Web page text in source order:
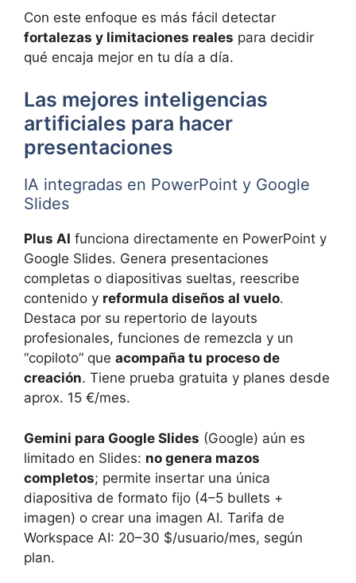
Con este enfoque es más fácil detectar
fortalezas y limitaciones reales para decidir
qué encaja mejor en tu día a día.
Las mejores inteligencias
artificiales para hacer
presentaciones
IA integradas en PowerPoint y Google
Slides
Plus AI funciona directamente en PowerPoint y
Google Slides. Genera presentaciones
completas o diapositivas sueltas, reescribe
contenido y reformula diseños al vuelo.
Destaca por su repertorio de layouts
profesionales, funciones de remezcla y un
“copiloto” que acompaña tu proceso de
creación. Tiene prueba gratuita y planes desde
aprox. 15 €/mes.
Gemini para Google Slides (Google) aún es
limitado en Slides: no genera mazos
completos; permite insertar una única
diapositiva de formato fijo (4–5 bullets +
imagen) o crear una imagen AI. Tarifa de
Workspace AI: 20–30 $/usuario/mes, según
plan.